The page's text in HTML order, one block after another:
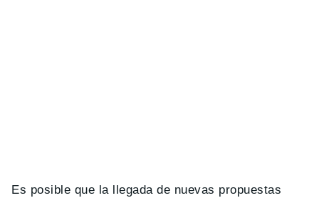
Es posible que la llegada de nuevas propuestas